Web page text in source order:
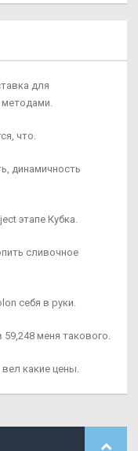
для
что.
динамичность
этапе Кубка.
сливочное
себя в руки.
59,248 меня такового.
какие цены.